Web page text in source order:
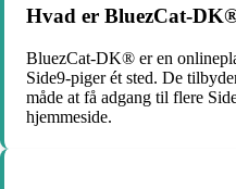
Hvad er BluezCat-
BluezCat-DK® er en
Side9-piger ét sted. De
måde at få adgang til flere
hjemmeside.